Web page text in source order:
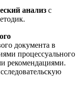
анализ с
документа в
процессуального
рекомендациями.